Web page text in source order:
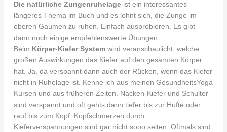
Die natürliche Zungenruhelage ist ein interessantes
längeres Thema im Buch und es lohnt sich, die Zunge im
oberen Gaumen zu ruhen. Einfach ausprobieren. Es gibt
dann noch einige empfehlenswerte Übungen.
Beim Körper-Kiefer System wird veranschaulicht, welche
großen Auswirkungen das Kiefer auf den gesamten Körper
hat. Ja, da verspannt dann auch der Rücken, wenn das Kiefer
nicht in Ruhelage ist. Kenne ich aus meinen GesundheitsYoga
Kursen und aus früheren Zeiten. Nacken-Kiefer und Schulter
sind verspannt und oft gehts dann tiefer bis zur Hüfte oder
rauf bis zum Kopf. Kopfschmerzen durch
Kieferverspannungen sind gar nicht sooo selten. Oftmals sind